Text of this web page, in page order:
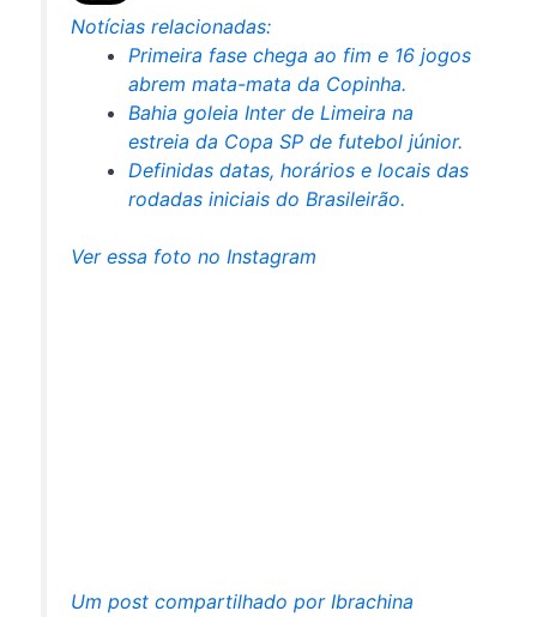
Notícias relacionadas:
Primeira fase chega ao fim e 16 jogos
abrem mata-mata da Copinha.
Bahia goleia Inter de Limeira na
estreia da Copa SP de futebol júnior.
Definidas datas, horários e locais das
rodadas iniciais do Brasileirão.
Ver essa foto no Instagram
Um post compartilhado por Ibrachina